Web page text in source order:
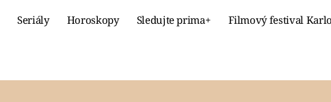
Seriály Horoskopy Sledujte prima+ Filmový festival